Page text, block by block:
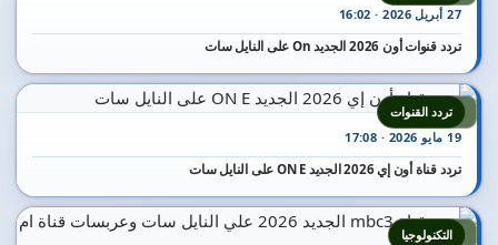
27 أبريل 2026 · 16:02
تردد قنوات أون 2026 الجديد On على النايل سات
7
19 مايو 2026 · 17:08
تردد قناة أون إي 2026 الجديد ON E على النايل سات
تردد القنوات
8 التكنولوجيا